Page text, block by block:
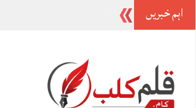
اہم خبریں